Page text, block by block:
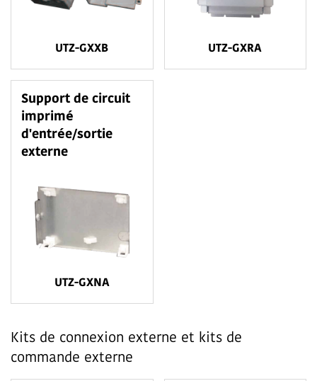
UTZ-GXXB UTZ-GXRA
Support de circuit
imprimé
d'entrée/sortie
externe
UTZ-GXNA
Kits de connexion externe et kits de
commande externe